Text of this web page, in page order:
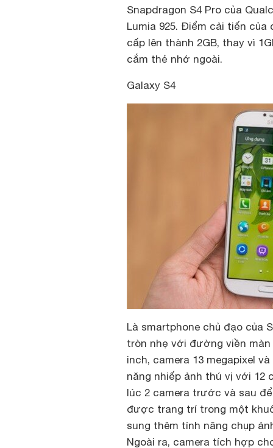
Snapdragon S4 Pro của
Lumia 925. Điểm cải tiến
cấp lên thành 2GB, thay vì
cắm thẻ nhớ ngoài.
Galaxy S4
Là smartphone chủ đạo của
tròn nhẹ với đường viền
inch, camera 13 megapixel
năng nhiếp ảnh thú vị với 12
lúc 2 camera trước và sau
được trang trí trong một
sung thêm tính năng chụp
Ngoài ra, camera tích hợp